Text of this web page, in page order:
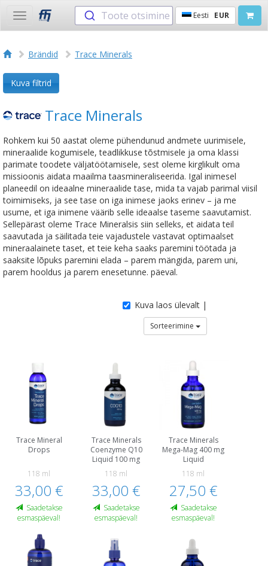
Toggle
navigation
Toote otsimine Eesti EUR
Brändid Trace Minerals
Kuva filtrid
Trace Minerals
Rohkem kui 50 aastat oleme pühendunud andmete uurimisele,
mineraalide kogumisele, teadlikkuse tõstmisele ja oma klassi
parimate toodete väljatöötamisele, sest oleme kirglikult oma
missioonis aidata maailma taasmineraliseerida. Igal inimesel
planeedil on ideaalne mineraalide tase, mida ta vajab parimal viisil
toimimiseks, ja see tase on iga inimese jaoks erinev – ja me
usume, et iga inimene väärib selle ideaalse taseme saavutamist.
Sellepärast oleme Trace Mineralsis siin selleks, et aidata teil
saavutada ja säilitada teie vajadustele vastavat optimaalset
mineraalainete taset, et teie keha saaks paremini töötada ja
saaksite lõpuks paremini elada – parem mängida, parem uni,
parem hooldus ja parem enesetunne. päeval.
Kuva laos ülevalt |
Sorteerimine
Trace Mineral
Drops
118 ml
33,00 €
Saadetakse
esmaspäeval!
Trace Minerals
Coenzyme Q10
Liquid 100 mg
118 ml
33,00 €
Saadetakse
esmaspäeval!
Trace Minerals
Mega-Mag 400 mg
Liquid
118 ml
27,50 €
Saadetakse
esmaspäeval!